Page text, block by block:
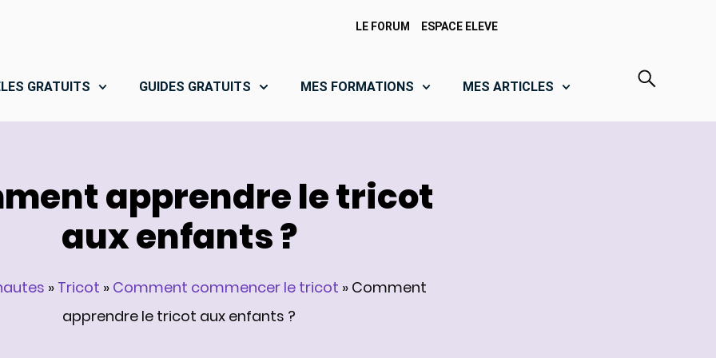
LE FORUM ESPACE ELEVE
GRATUITS GUIDES GRATUITS MES FORMATIONS MES ARTICLES
apprendre le tricot
aux enfants ?
» Tricot » Comment commencer le tricot » Comment
apprendre le tricot aux enfants ?